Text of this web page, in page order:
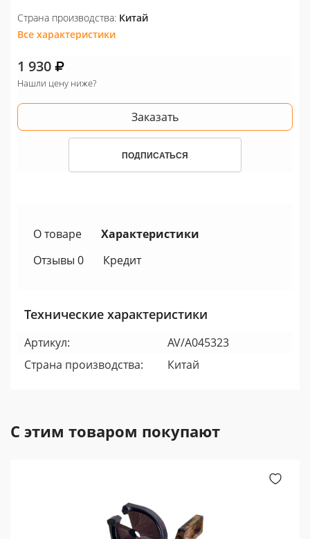
Страна производства: Китай
Все характеристики
1 930
Нашли цену ниже?
Заказать
ПОДПИСАТЬСЯ
О товаре
Характеристики
Отзывы 0
Кредит
Технические характеристики
Артикул:
AV/A045323
Страна производства:
Китай
С этим товаром покупают